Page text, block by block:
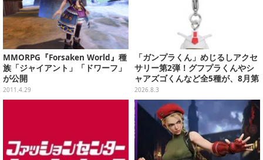
MMORPG『Forsaken World』種
族「ジャイアント」「ドワーフ」
が公開
2011.4.29
「ガンプラくん」めじるしアクセ
サリー第2弾！グフプラくんやシ
ャアズゴくんなど全5種が、8月第
5週よりガシャポン展開
2026.8.3